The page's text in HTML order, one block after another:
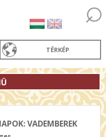
TÉRKÉP
VADEMBEREK